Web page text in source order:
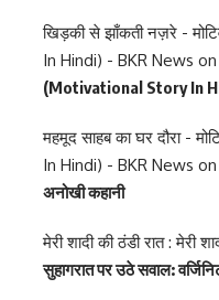
खिड़की से झाँकती नज़रे -
In Hindi) - BKR News
(Motivational Story In
महमूद साहब का घर दौरा -
In Hindi) - BKR News
अनोखी कहानी
मेरी शादी की ठंडी रात : मेरी
सुहागरात पर उठे सवाल: